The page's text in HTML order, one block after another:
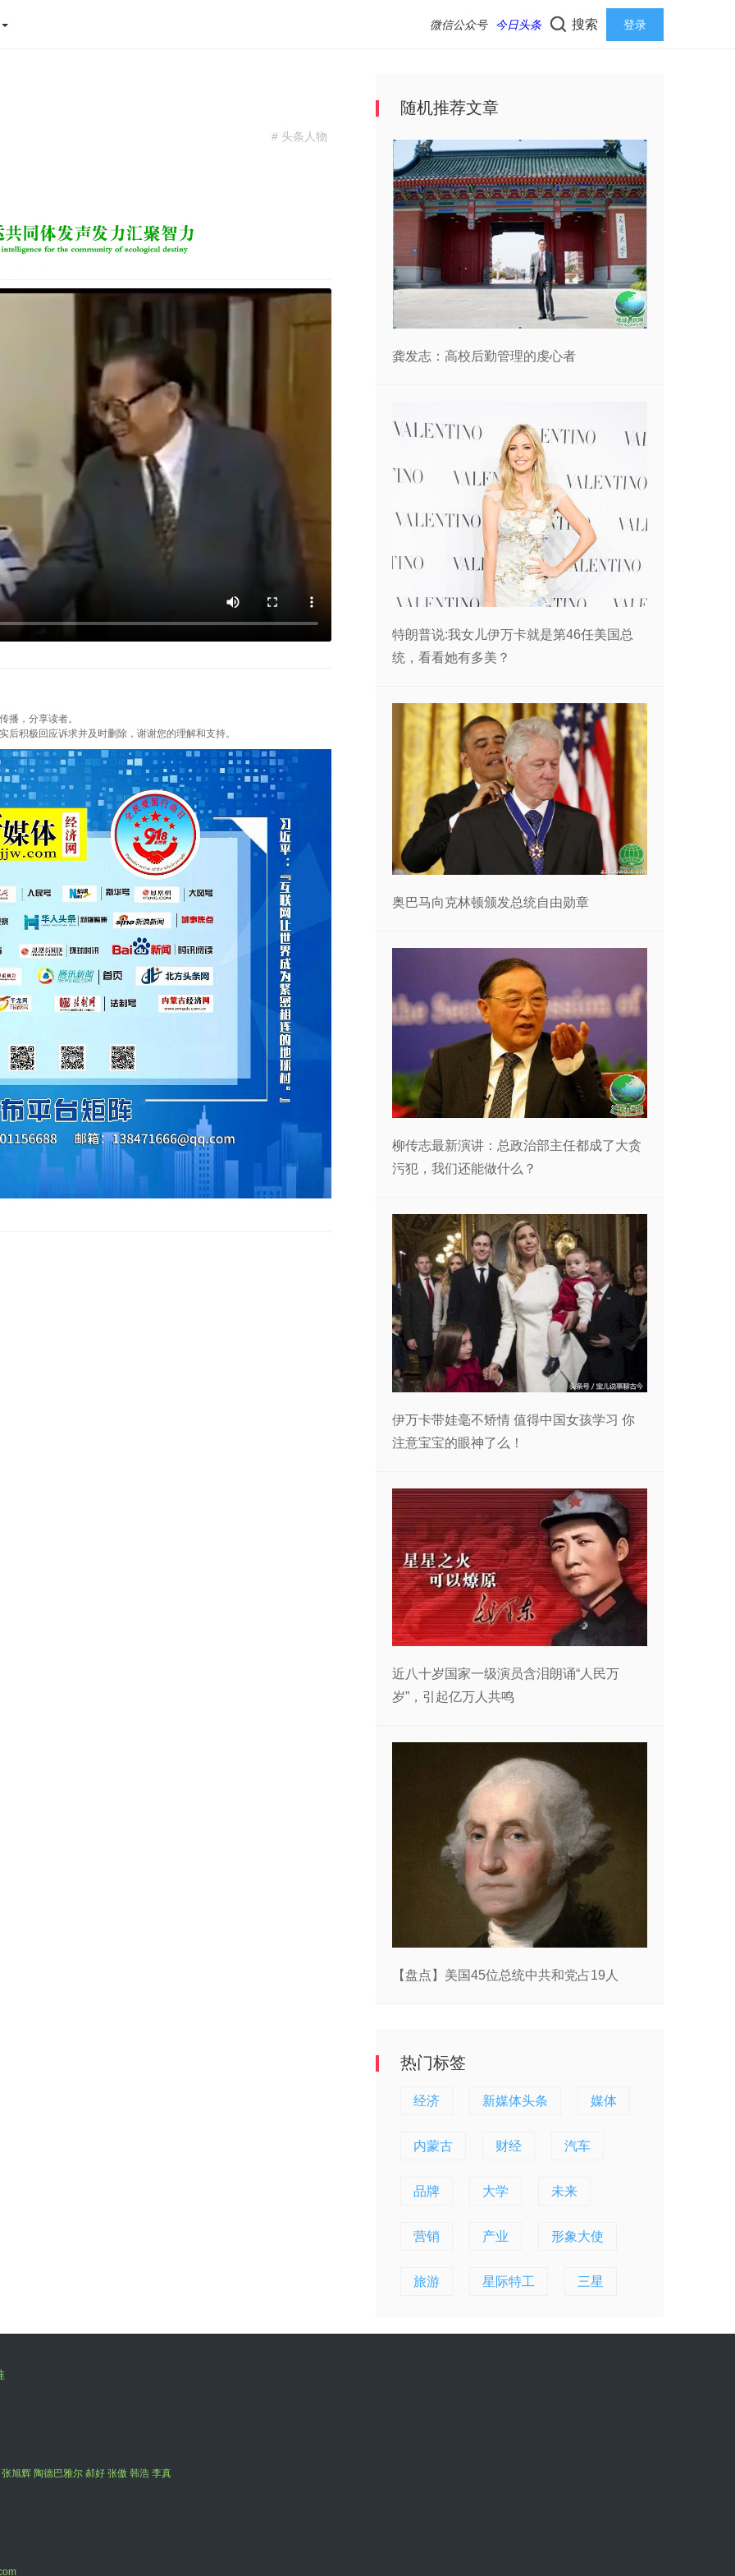
微信公众号 今日头条 搜索 登录
# 头条人物
播，分享读者。
积极回应诉求并及时删除，谢谢您的理解和支持。
随机推荐文章
龚发志：高校后勤管理的虔心者
特朗普说:我女儿伊万卡就是第46任美国总
统，看看她有多美？
奥巴马向克林顿颁发总统自由勋章
柳传志最新演讲：总政治部主任都成了大贪
污犯，我们还能做什么？
伊万卡带娃毫不矫情 值得中国女孩学习 你
注意宝宝的眼神了么！
近八十岁国家一级演员含泪朗诵“人民万
岁”，引起亿万人共鸣
【盘点】美国45位总统中共和党占19人
热门标签
经济 新媒体头条 媒体
内蒙古 财经 汽车
品牌 大学 未来
营销 产业 形象大使
旅游 星际特工 三星
旭辉 陶德巴雅尔 郝好 张傲 韩浩 李真